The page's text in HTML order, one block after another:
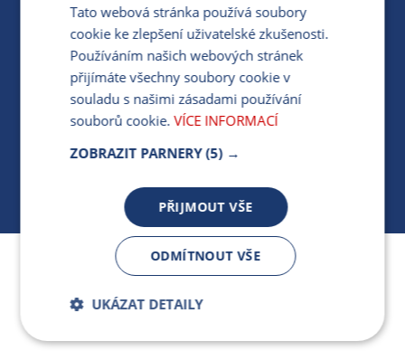
Jsme součástí skupiny ARMEX a členem Asociace
nezávislých dodavatelů energií.
MÁM DOTAZ KE STÁVAJÍCÍ SMLOUVĚ
412 154 154
PO-PÁ 7:30-17:00
Tato webová stránka používá soubory
cookie ke zlepšení uživatelské zkušenosti.
Používáním našich webových stránek
přijímáte všechny soubory cookie v
souladu s našimi zásadami používání
souborů cookie. VÍCE INFORMACÍ
ZOBRAZIT PARNERY (5) →
PŘIJMOUT VŠE
ODMÍTNOUT VŠE
UKÁZAT DETAILY
Bezpodmínečně
Výkonnostní